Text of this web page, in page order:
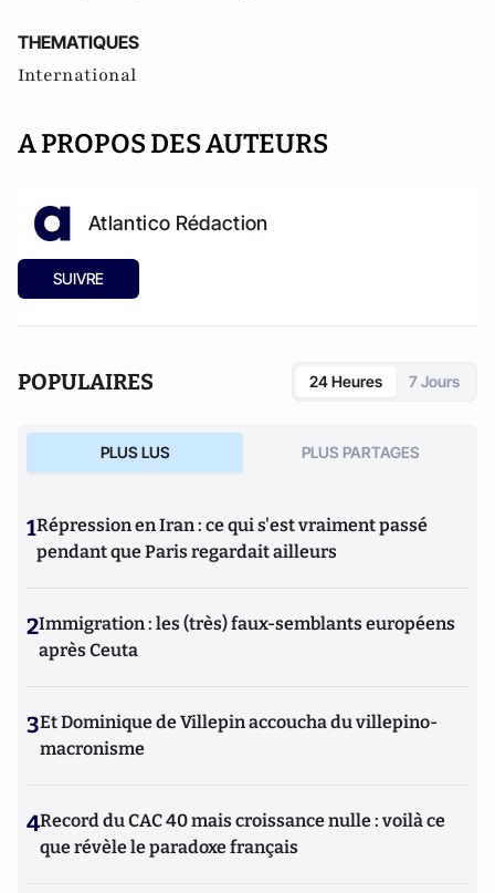
THEMATIQUES
International
A PROPOS DES AUTEURS
Atlantico Rédaction
SUIVRE
POPULAIRES 24 Heures 7 Jours
PLUS LUS PLUS PARTAGES
1Répression en Iran : ce qui s'est vraiment passé
pendant que Paris regardait ailleurs
2Immigration : les (très) faux-semblants européens
après Ceuta
3Et Dominique de Villepin accoucha du villepino-
macronisme
4Record du CAC 40 mais croissance nulle : voilà ce
que révèle le paradoxe français